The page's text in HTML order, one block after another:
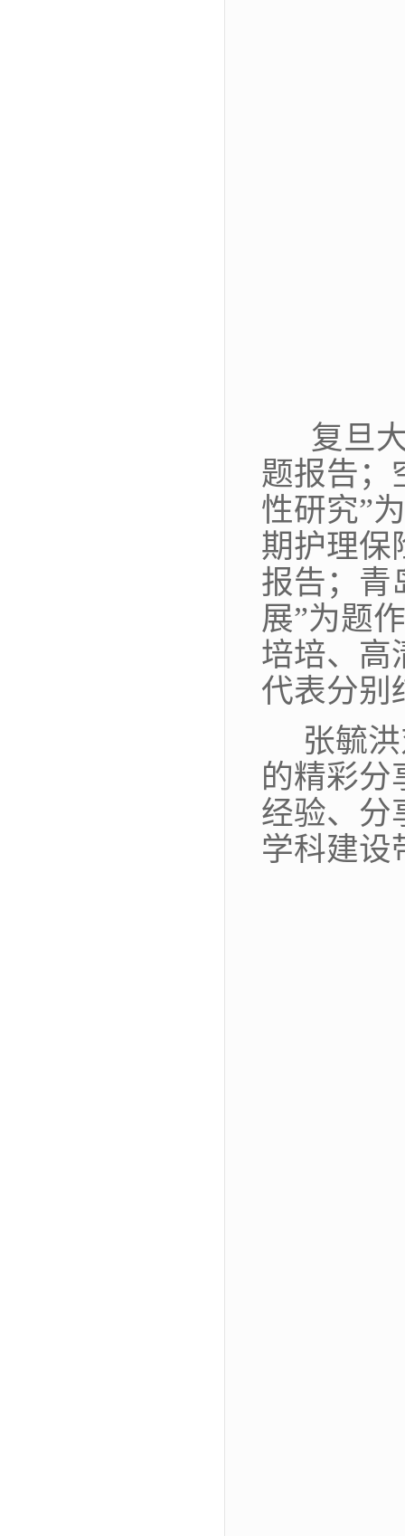
复旦
题报告；
性研究”
期护理保
报告；青
展”为题
培培、高
代表分别
张毓
的精彩分
经验、分
学科建设